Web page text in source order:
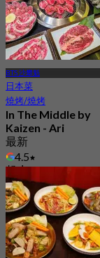
BTS 沙攀魁
日本菜
燒烤/燒烤
In The Middle by
Kaizen - Ari
最新
4.5
起฿ 994